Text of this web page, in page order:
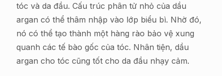
tóc và da đầu. Cấu trúc phân tử nhỏ của dầu
argan có thể thâm nhập vào lớp biểu bì. Nhờ đó,
nó có thể tạo thành một hàng rào bảo vệ xung
quanh các tế bào gốc của tóc. Nhân tiện, dầu
argan cho tóc cũng tốt cho da đầu nhạy cảm.